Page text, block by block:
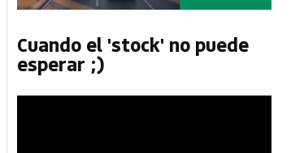
Cuando el 'stock' no puede
esperar ;)